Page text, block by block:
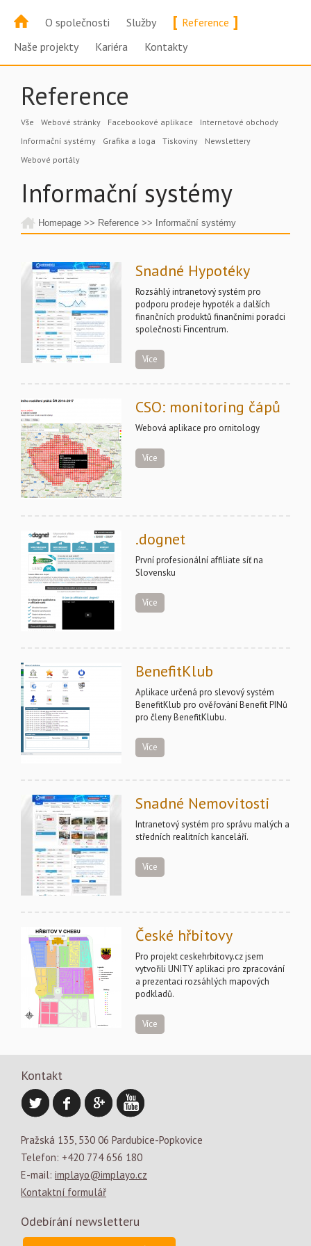
O společnosti Služby [ Reference ]
Naše projekty Kariéra Kontakty
Reference
Vše Webové stránky Facebookové aplikace
Internetové obchody
Informační systémy
Grafika a loga Tiskoviny
Newslettery
Webové portály
Informační systémy
Homepage >> Reference >> Informační systémy
Snadné Hypotéky
Rozsáhlý intranetový systém pro
podporu prodeje hypoték a dalších
finančních produktů finančními poradci
společnosti Fincentrum.
Více
CSO: monitoring čápů
Webová aplikace pro ornitology
Více
.dognet
První profesionální affiliate síť na
Slovensku
Více
BenefitKlub
Aplikace určená pro slevový systém
BenefitKlub pro ověřování Benefit PINů
pro členy BenefitKlubu.
Více
Snadné Nemovitosti
Intranetový systém pro správu malých a
středních realitních kanceláří.
Více
České hřbitovy
Pro projekt ceskehrbitovy.cz jsem
vytvořili UNITY aplikaci pro zpracování
a prezentaci rozsáhlých mapových
podkladů.
Více
Kontakt
Pražská 135, 530 06 Pardubice-Popkovice
Telefon: +420 774 656 180
E-mail: implayo@implayo.cz
Kontaktní formulář
Odebírání newsletteru